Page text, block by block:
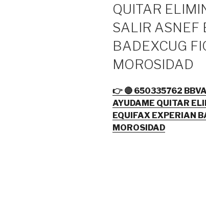
QUITAR
SALIR ASNEF
BADEXCUG
MOROSIDAD
👉 🔴 650335762
AYUDAME QUITAR
EQUIFAX EXPERIAN
MOROSIDAD